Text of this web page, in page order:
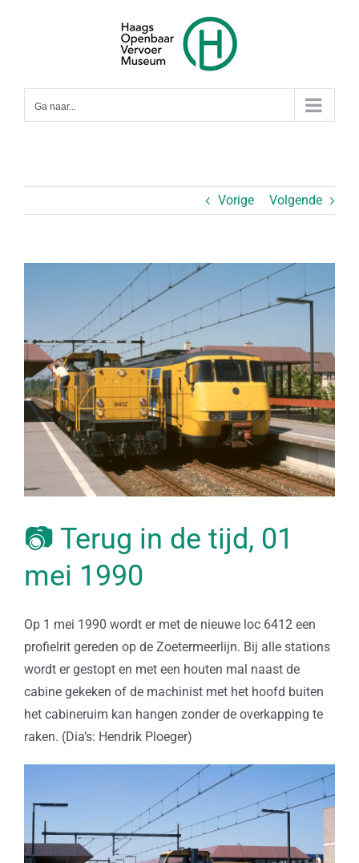
Ga naar...
Vorige Volgende
📷 Terug in de tijd, 01
mei 1990
Op 1 mei 1990 wordt er met de nieuwe loc 6412 een
profielrit gereden op de Zoetermeerlijn. Bij alle stations
wordt er gestopt en met een houten mal naast de
cabine gekeken of de machinist met het hoofd buiten
het cabineruim kan hangen zonder de overkapping te
raken. (Dia’s: Hendrik Ploeger)